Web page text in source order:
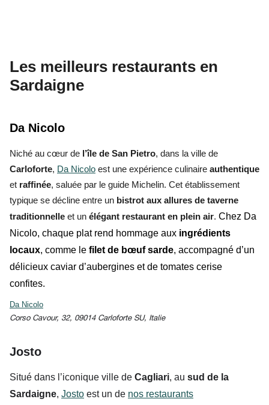
Les meilleurs restaurants en
Sardaigne
Da Nicolo
Niché au cœur de l’île de San Pietro, dans la ville de
Carloforte, Da Nicolo est une expérience culinaire authentique
et raffinée, saluée par le guide Michelin. Cet établissement
typique se décline entre un bistrot aux allures de taverne
traditionnelle et un élégant restaurant en plein air. Chez Da
Nicolo, chaque plat rend hommage aux ingrédients
locaux, comme le filet de bœuf sarde, accompagné d’un
délicieux caviar d’aubergines et de tomates cerise
confites.
Da Nicolo
Corso Cavour, 32, 09014 Carloforte SU, Italie
Josto
Situé dans l’iconique ville de Cagliari, au sud de la
Sardaigne, Josto est un de nos restaurants